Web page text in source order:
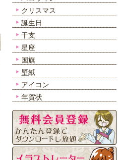
クリスマス
誕生日
干支
星座
国旗
壁紙
アイコン
年賀状